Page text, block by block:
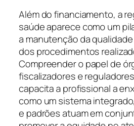
Além do financiamento, a
saúde aparece como um
a manutenção da
dos procedimentos
Compreender o papel de
fiscalizadores e
capacita a profissional a
como um sistema
e padrões atuam em